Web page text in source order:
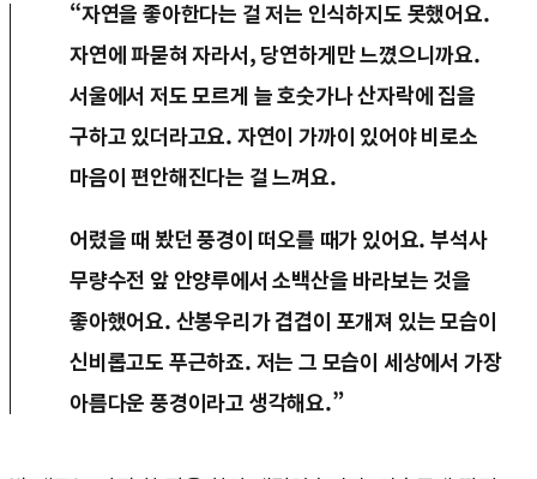
“자연을 좋아한다는 걸 저는 인식하지도 못했어요.
자연에 파묻혀 자라서, 당연하게만 느꼈으니까요.
서울에서 저도 모르게 늘 호숫가나 산자락에 집을
구하고 있더라고요. 자연이 가까이 있어야 비로소
마음이 편안해진다는 걸 느껴요.
어렸을 때 봤던 풍경이 떠오를 때가 있어요. 부석사
무량수전 앞 안양루에서 소백산을 바라보는 것을
좋아했어요. 산봉우리가 겹겹이 포개져 있는 모습이
신비롭고도 푸근하죠. 저는 그 모습이 세상에서 가장
아름다운 풍경이라고 생각해요.”